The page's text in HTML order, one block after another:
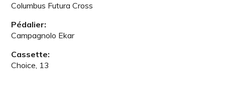
Columbus Futura Cross
Pédalier:
Campagnolo Ekar
Cassette:
Choice, 13